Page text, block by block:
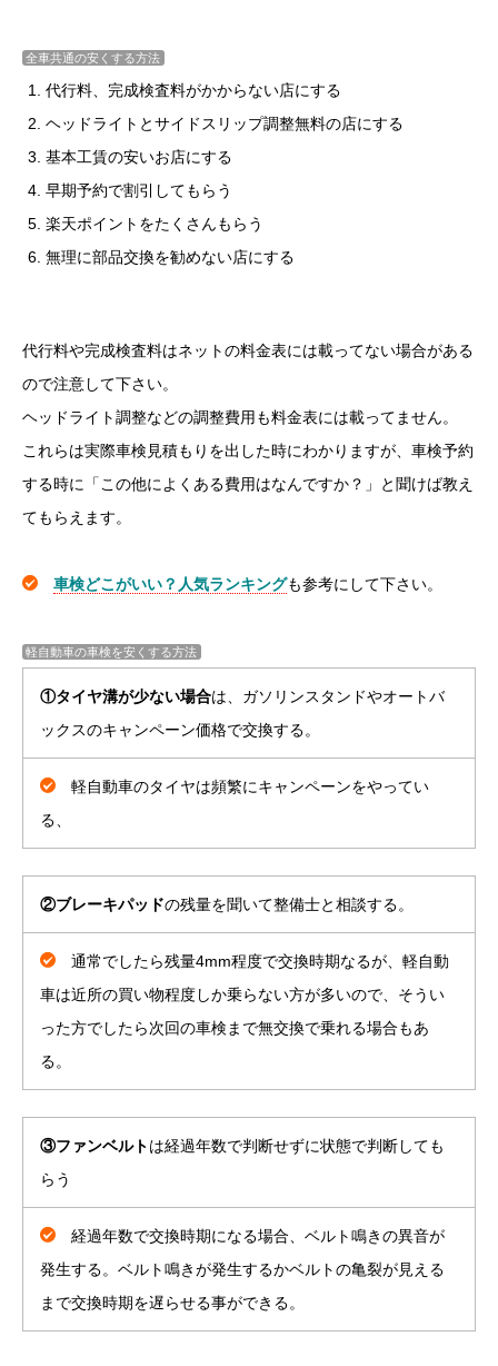
全車共通の安くする方法
代行料、完成検査料がかからない店にする
ヘッドライトとサイドスリップ調整無料の店にする
基本工賃の安いお店にする
早期予約で割引してもらう
楽天ポイントをたくさんもらう
無理に部品交換を勧めない店にする
代行料や完成検査料はネットの料金表には載ってない場合がある
ので注意して下さい。
ヘッドライト調整などの調整費用も料金表には載ってません。
これらは実際車検見積もりを出した時にわかりますが、車検予約
する時に「この他によくある費用はなんですか？」と聞けば教え
てもらえます。
車検どこがいい？人気ランキングも参考にして下さい。
軽自動車の車検を安くする方法
①タイヤ溝が少ない場合は、ガソリンスタンドやオートバ
ックスのキャンペーン価格で交換する。
軽自動車のタイヤは頻繁にキャンペーンをやってい
る、
②ブレーキパッドの残量を聞いて整備士と相談する。
通常でしたら残量4mm程度で交換時期なるが、軽自動
車は近所の買い物程度しか乗らない方が多いので、そうい
った方でしたら次回の車検まで無交換で乗れる場合もあ
る。
③ファンベルトは経過年数で判断せずに状態で判断しても
らう
経過年数で交換時期になる場合、ベルト鳴きの異音が
発生する。ベルト鳴きが発生するかベルトの亀裂が見える
まで交換時期を遅らせる事ができる。